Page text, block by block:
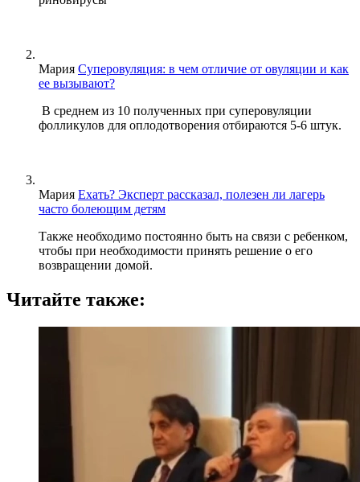
Мария Суперовуляция: в чем отличие от овуляции и как
ее вызывают?
В среднем из 10 полученных при суперовуляции
фолликулов для оплодотворения отбираются 5-6 штук.
Мария Ехать? Эксперт рассказал, полезен ли лагерь
часто болеющим детям
Также необходимо постоянно быть на связи с ребенком,
чтобы при необходимости принять решение о его
возвращении домой.
Читайте также: